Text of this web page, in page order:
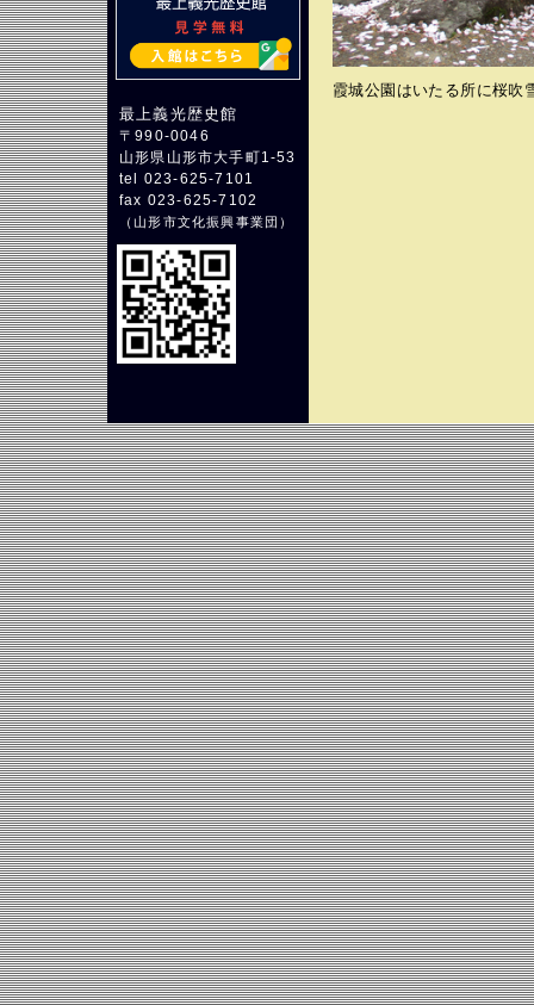
最上義光歴史館
〒990-0046
山形県山形市大手町1-53
tel 023-625-7101
fax 023-625-7102
（山形市文化振興事業団 ）
霞城公園はいたる所に桜吹